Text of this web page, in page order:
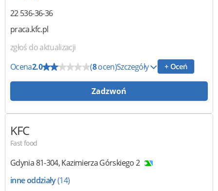
22 536-36-36
praca.kfc.pl
zgłoś do aktualizacji
Ocena2.0 (8ocen)Szczegóły + Oceń
Zadzwoń
KFC
Fast food
Gdynia81-304,Kazimierza Górskiego 2
inne oddziały(14)